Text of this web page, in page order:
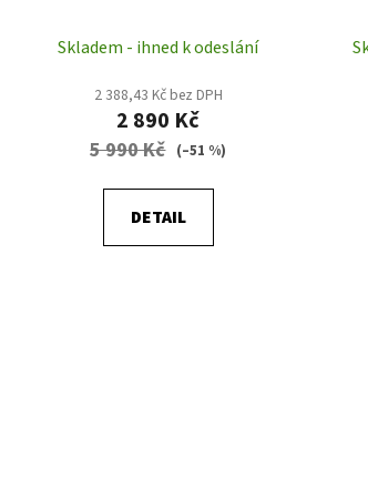
Skladem - ihned k odeslání
2 388,43 Kč bez DPH
2 890 Kč
5 990 Kč (–51 %)
DETAIL